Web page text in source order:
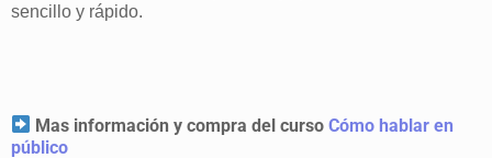
sencillo y rápido.
Mas información y compra del cursoCómo hablar en
público